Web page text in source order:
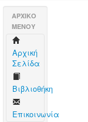
AΡΧΙΚΟ
ΜΕΝΟΥ
Aρχική
Σελίδα
Βιβλιοθήκη
Επικοινωνία